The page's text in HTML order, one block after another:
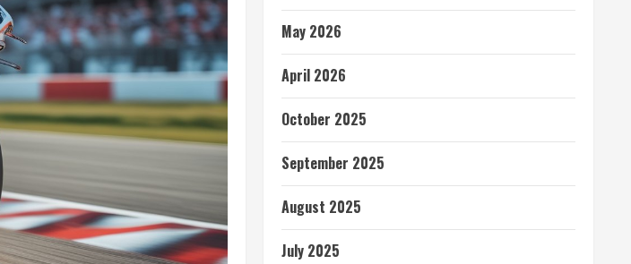
May 2026
April 2026
October 2025
September 2025
August 2025
July 2025